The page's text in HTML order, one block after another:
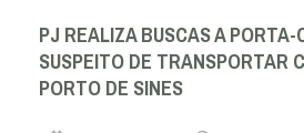
PJ REALIZA BUSCAS A
SUSPEITO DE TRANSPORTAR
PORTO DE SINES